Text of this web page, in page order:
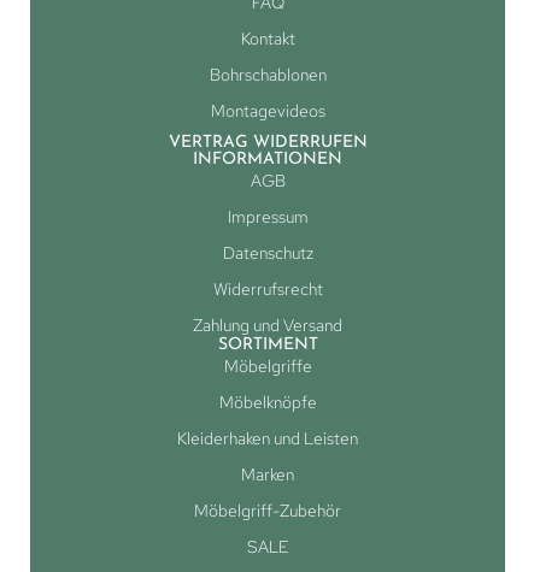
Kontakt
Bohrschablonen
Montagevideos
VERTRAG WIDERRUFEN
INFORMATIONEN
AGB
Impressum
Datenschutz
Widerrufsrecht
Zahlung und Versand
SORTIMENT
Möbelgriffe
Möbelknöpfe
Kleiderhaken und Leisten
Marken
Möbelgriff-Zubehör
SALE